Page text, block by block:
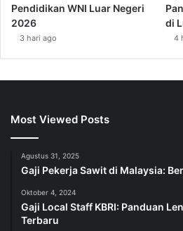
Pendidikan WNI Luar Negeri
2026
3 hari ago
di
4
Most Viewed Posts
Agustus 31, 2025
Gaji Pekerja Sawit di Malaysia:
Oktober 4, 2024
Gaji Local Staff KBRI: Panduan
Terbaru